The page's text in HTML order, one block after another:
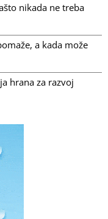
nikada ne treba
a kada može
hrana za razvoj